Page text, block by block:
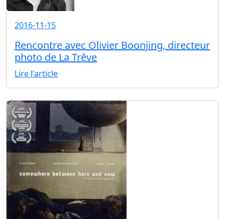
2016-11-15
Rencontre avec Olivier Boonjing, directeur
photo de La Trêve
Lire l'article